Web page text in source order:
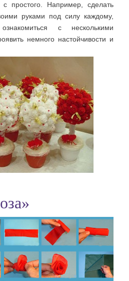
простого. Например, сделать
руками под силу каждому,
с несколькими
немного настойчивости и